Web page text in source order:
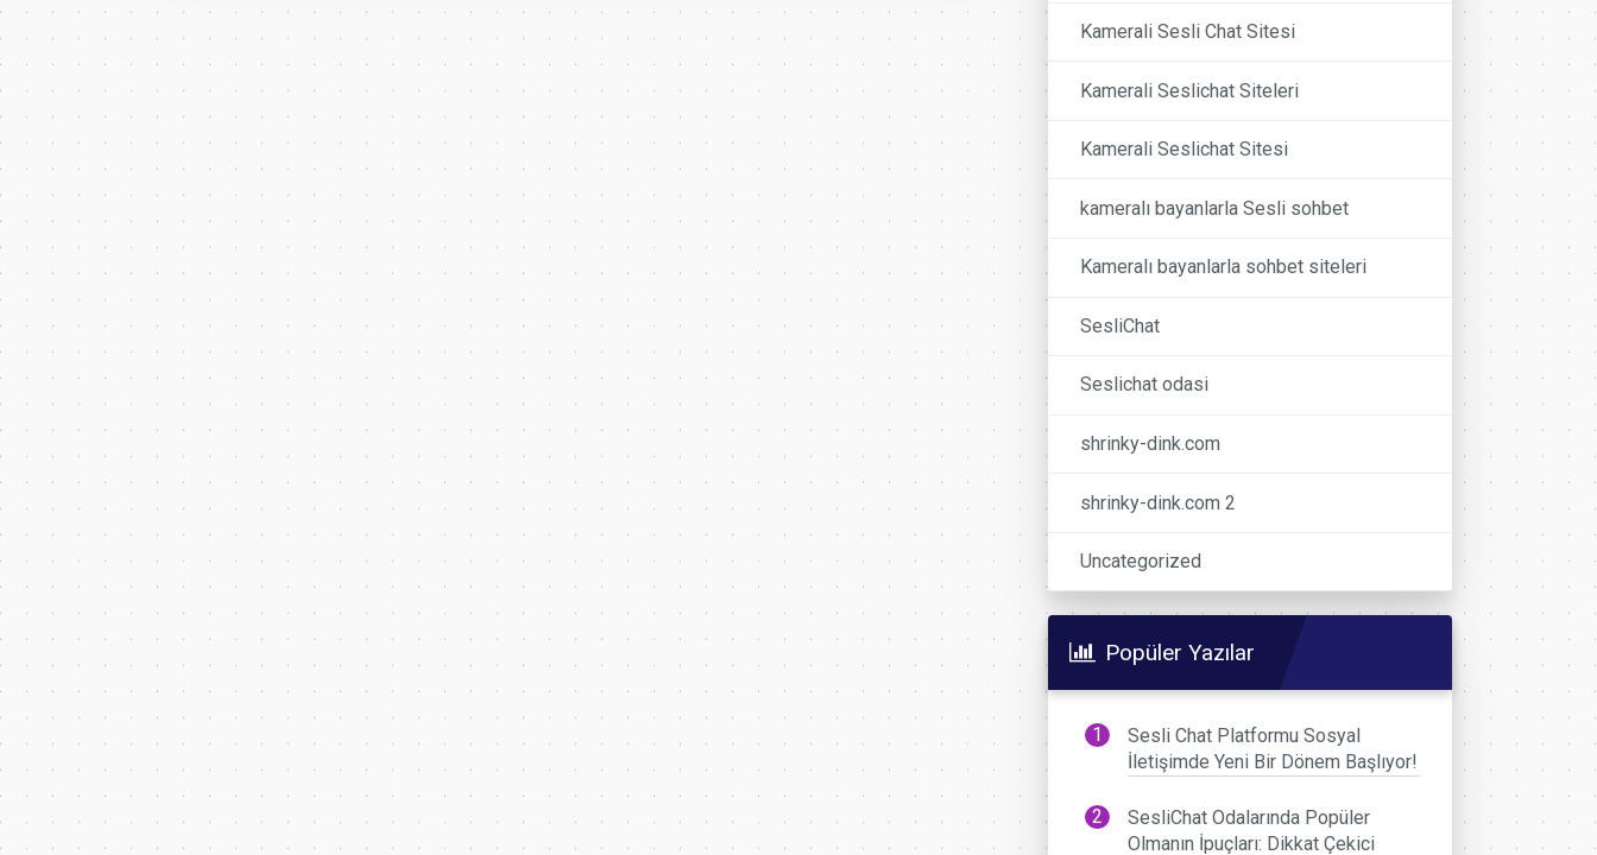
Kamerali Sesli Chat Sitesi
Kamerali Seslichat Siteleri
Kamerali Seslichat Sitesi
kameralı bayanlarla Sesli sohbet
Kameralı bayanlarla sohbet siteleri
SesliChat
Seslichat odasi
shrinky-dink.com
shrinky-dink.com 2
Uncategorized
Popüler Yazılar
Sesli Chat Platformu Sosyal
İletişimde Yeni Bir Dönem Başlıyor!
SesliChat Odalarında Popüler
Olmanın İpuçları: Dikkat Çekici